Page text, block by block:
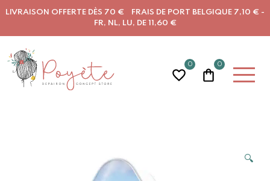
LIVRAISON OFFERTE DÈS 70 € FRAIS DE PORT BELGIQUE 7,10 € -
FR, NL, LU, DE 11,60 €
0 0
🔍